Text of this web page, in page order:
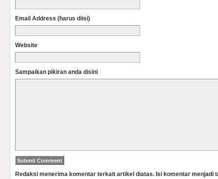
Email Address (harus diisi)
Website
Sampaikan pikiran anda disini
Redaksi menerima komentar terkait artikel diatas. Isi komentar menjadi